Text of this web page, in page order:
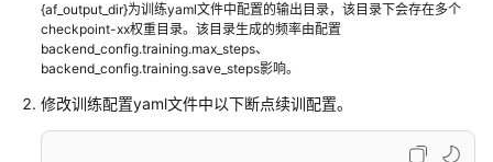
署
模
型
评
测
{af_output_dir}为训练yaml文件中配置的输出目录，该目录下会存在多个
checkpoint-xx权重目录。该目录生成的频率由配置
backend_config.training.max_steps、
backend_config.training.save_steps影响。
修改训练配置yaml文件中以下断点续训配置。